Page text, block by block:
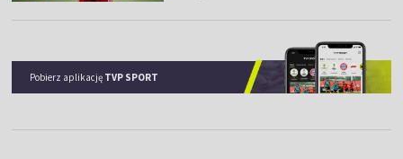
Pobierz aplikację TVP SPORT